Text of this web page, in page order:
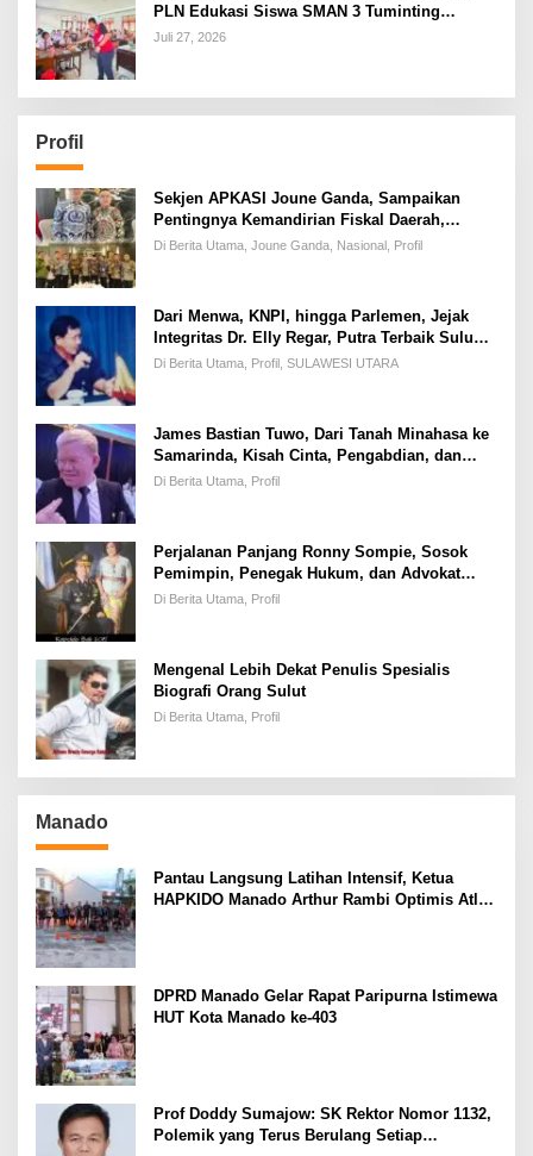
PLN Edukasi Siswa SMAN 3 Tuminting
Manado Soal Bahaya Listrik
Juli 27, 2026
Profil
Sekjen APKASI Joune Ganda, Sampaikan
Pentingnya Kemandirian Fiskal Daerah,
Dihadapan Pimpinan DPR-RI
Di Berita Utama, Joune Ganda, Nasional, Profil
Dari Menwa, KNPI, hingga Parlemen, Jejak
Integritas Dr. Elly Regar, Putra Terbaik Suluun
yang Disegani Lintas Generasi
Di Berita Utama, Profil, SULAWESI UTARA
James Bastian Tuwo, Dari Tanah Minahasa ke
Samarinda, Kisah Cinta, Pengabdian, dan
Kesuksesan
Di Berita Utama, Profil
Perjalanan Panjang Ronny Sompie, Sosok
Pemimpin, Penegak Hukum, dan Advokat
Keadilan
Di Berita Utama, Profil
Mengenal Lebih Dekat Penulis Spesialis
Biografi Orang Sulut
Di Berita Utama, Profil
Manado
Pantau Langsung Latihan Intensif, Ketua
HAPKIDO Manado Arthur Rambi Optimis Atlet
DPRD Manado Gelar Rapat Paripurna Istimewa
HUT Kota Manado ke-403
Prof Doddy Sumajow: SK Rektor Nomor 1132,
Polemik yang Terus Berulang Setiap